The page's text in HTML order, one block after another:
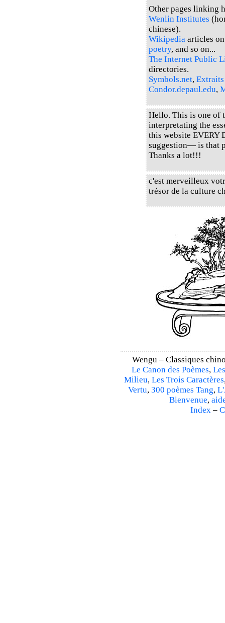
Other pages linking
Wenlin Institutes
chinese).
Wikipedia articles
poetry, and so on...
The Internet Public
directories.
Symbols.net, Extraits
Condor.depaul.edu,
Hello. This is one of
interpretating the
this website EVERY
suggestion— is that
Thanks a lot!!!
c'est merveilleux
trésor de la culture
Wengu – Classiques
Le Canon des Poèmes,
Milieu, Les Trois Caractères
Vertu, 300 poèmes Tang,
Bienvenue,
Index–